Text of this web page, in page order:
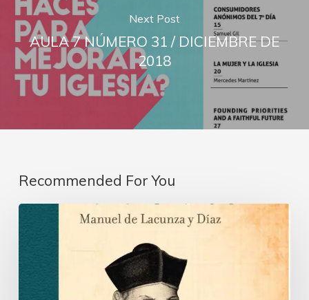
Next Post
AULA 7 NÚMERO 31 / DICIEMBRE DE
2018
Recommended For You